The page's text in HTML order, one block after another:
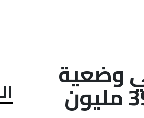
وضعية
إعاقة تقفز من 166 إلى 396 مليون